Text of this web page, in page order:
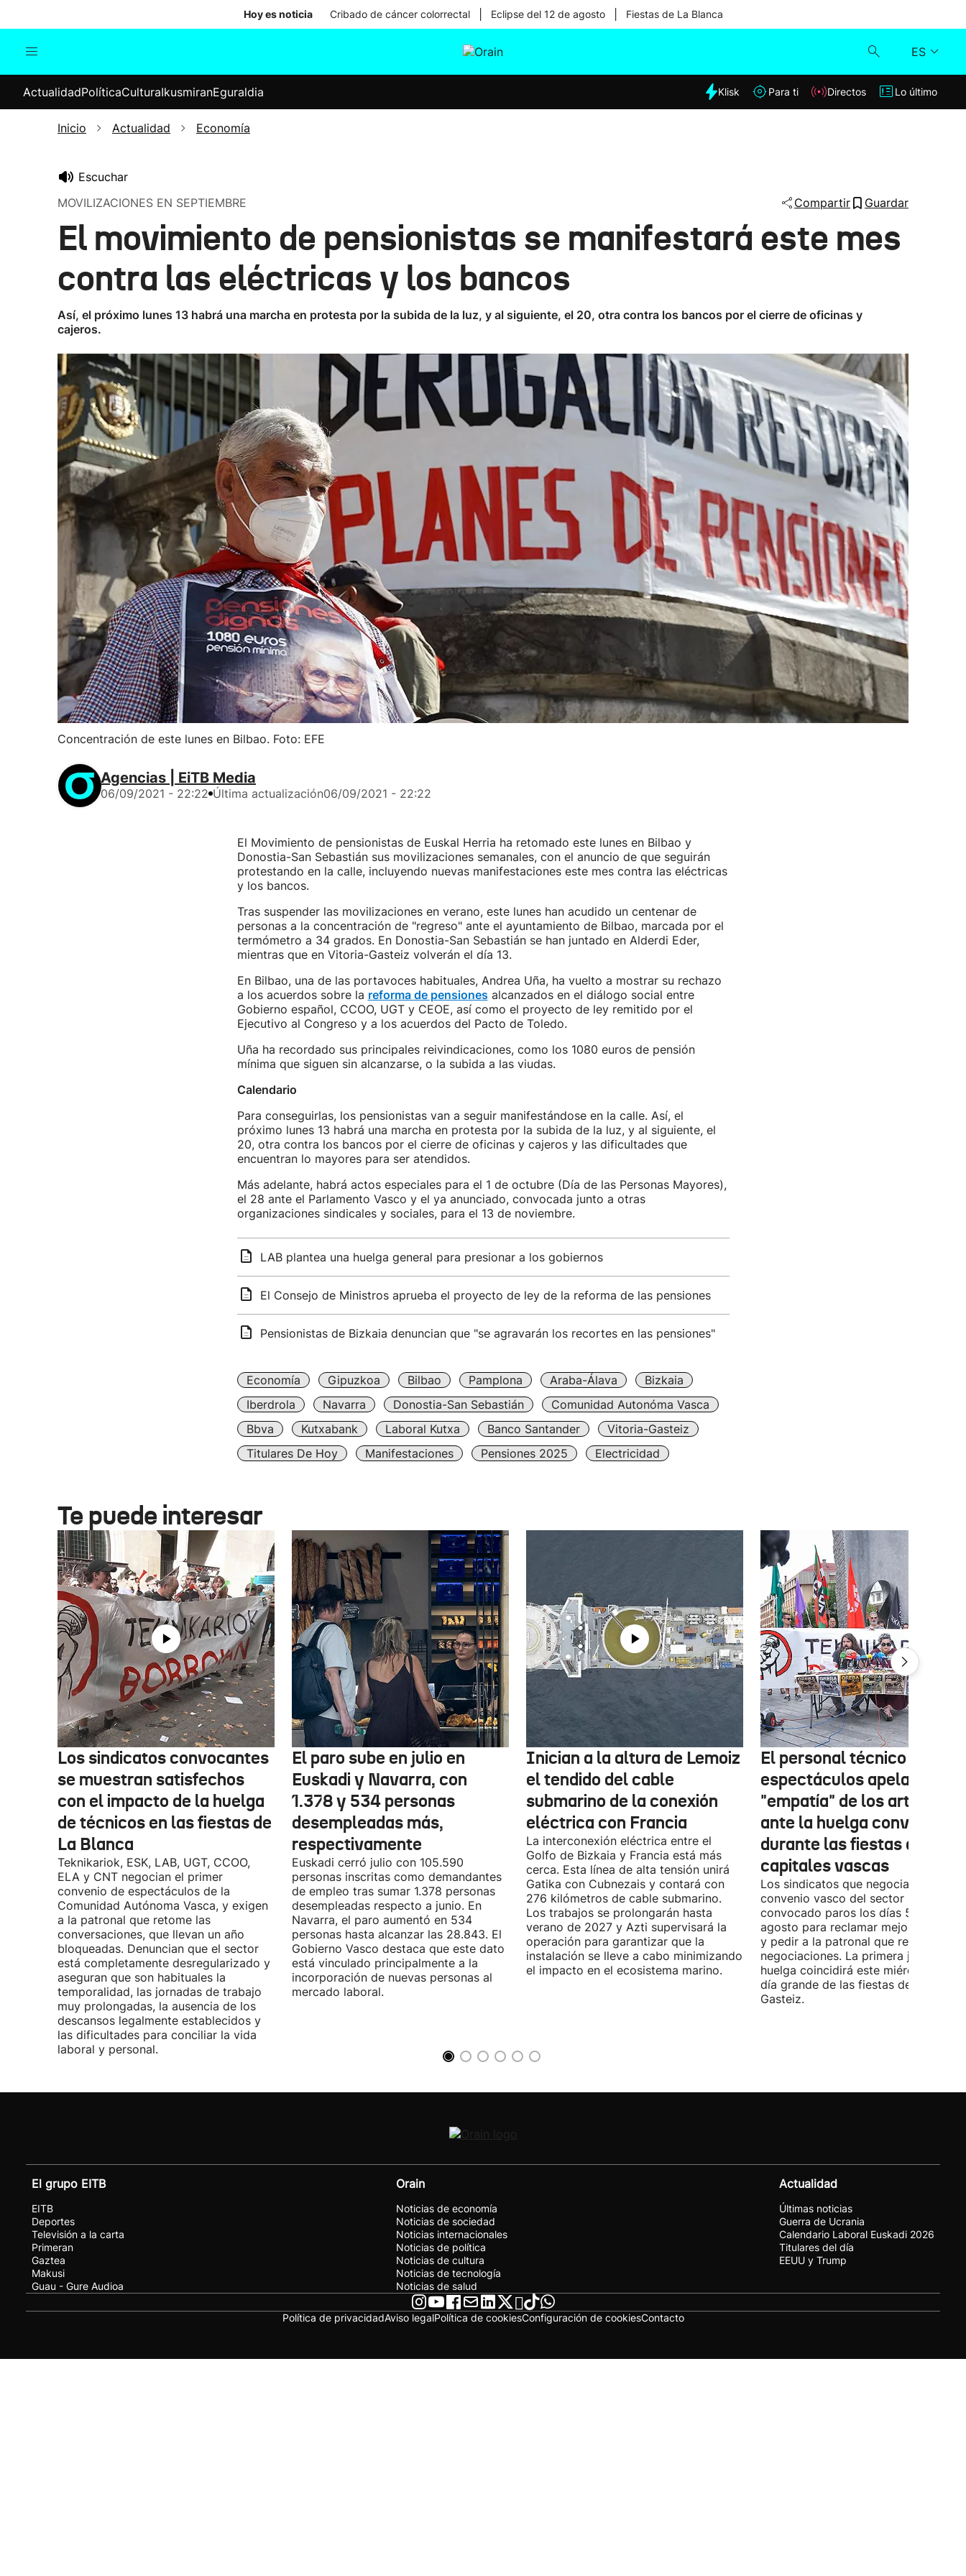
Hoy es noticia Cribado de cáncer colorrectal Eclipse del 12 de agosto Fiestas de La Blanca
ES
Internacional
Elecciones
Klisk
Lo último
ActualidadPolíticaCulturaIkusmiranEguraldia Klisk Para ti Directos Lo último
Inicio Actualidad Economía
Escuchar
MOVILIZACIONES EN SEPTIEMBRE
Compartir Guardar
El movimiento de pensionistas se manifestará este mes
contra las eléctricas y los bancos
Así, el próximo lunes 13 habrá una marcha en protesta por la subida de la luz, y al siguiente, el 20, otra contra los bancos por el cierre de oficinas y
cajeros.
Concentración de este lunes en Bilbao. Foto: EFE
Agencias | EiTB Media
06/09/2021 - 22:22 Última actualización06/09/2021 - 22:22
El Movimiento de pensionistas de Euskal Herria ha retomado este lunes en Bilbao y
Donostia-San Sebastián sus movilizaciones semanales, con el anuncio de que seguirán
protestando en la calle, incluyendo nuevas manifestaciones este mes contra las eléctricas
y los bancos.
Tras suspender las movilizaciones en verano, este lunes han acudido un centenar de
personas a la concentración de "regreso" ante el ayuntamiento de Bilbao, marcada por el
termómetro a 34 grados. En Donostia-San Sebastián se han juntado en Alderdi Eder,
mientras que en Vitoria-Gasteiz volverán el día 13.
En Bilbao, una de las portavoces habituales, Andrea Uña, ha vuelto a mostrar su rechazo
a los acuerdos sobre la reforma de pensionesalcanzados en el diálogo social entre
Gobierno español, CCOO, UGT y CEOE, así como el proyecto de ley remitido por el
Ejecutivo al Congreso y a los acuerdos del Pacto de Toledo.
Uña ha recordado sus principales reivindicaciones, como los 1080 euros de pensión
mínima que siguen sin alcanzarse, o la subida a las viudas.
Calendario
Para conseguirlas, los pensionistas van a seguir manifestándose en la calle. Así, el
próximo lunes 13 habrá una marcha en protesta por la subida de la luz, y al siguiente, el
20, otra contra los bancos por el cierre de oficinas y cajeros y las dificultades que
encuentran lo mayores para ser atendidos.
Más adelante, habrá actos especiales para el 1 de octubre (Día de las Personas Mayores),
el 28 ante el Parlamento Vasco y el ya anunciado, convocada junto a otras
organizaciones sindicales y sociales, para el 13 de noviembre.
LAB plantea una huelga general para presionar a los gobiernos
El Consejo de Ministros aprueba el proyecto de ley de la reforma de las pensiones
Pensionistas de Bizkaia denuncian que "se agravarán los recortes en las pensiones"
Economía Gipuzkoa Bilbao Pamplona Araba-Álava
Bizkaia
Iberdrola
Navarra Donostia-San Sebastián
Comunidad Autonóma Vasca
Bbva
Kutxabank Laboral Kutxa Banco Santander
Vitoria-Gasteiz
Titulares De Hoy
Manifestaciones Pensiones 2025 Electricidad
Te puede interesar
Los sindicatos convocantes
se muestran satisfechos
con el impacto de la huelga
de técnicos en las fiestas de
La Blanca
Teknikariok, ESK, LAB, UGT, CCOO,
ELA y CNT negocian el primer
convenio de espectáculos de la
Comunidad Autónoma Vasca, y exigen
a la patronal que retome las
conversaciones, que llevan un año
bloqueadas. Denuncian que el sector
está completamente desregularizado y
aseguran que son habituales la
temporalidad, las jornadas de trabajo
muy prolongadas, la ausencia de los
descansos legalmente establecidos y
las dificultades para conciliar la vida
laboral y personal.
El paro sube en julio en
Euskadi y Navarra, con
1.378 y 534 personas
desempleadas más,
respectivamente
Euskadi cerró julio con 105.590
personas inscritas como demandantes
de empleo tras sumar 1.378 personas
desempleadas respecto a junio. En
Navarra, el paro aumentó en 534
personas hasta alcanzar las 28.843. El
Gobierno Vasco destaca que este dato
está vinculado principalmente a la
incorporación de nuevas personas al
mercado laboral.
Inician a la altura de Lemoiz
el tendido del cable
submarino de la conexión
eléctrica con Francia
La interconexión eléctrica entre el
Golfo de Bizkaia y Francia está más
cerca. Esta línea de alta tensión unirá
Gatika con Cubnezais y contará con
276 kilómetros de cable submarino.
Los trabajos se prolongarán hasta
verano de 2027 y Azti supervisará la
operación para garantizar que la
instalación se lleve a cabo minimizando
el impacto en el ecosistema marino.
El personal técnico de
espectáculos apela a la
"empatía" de los artistas
ante la huelga convocada
durante las fiestas de las
capitales vascas
Los sindicatos que negocian el
convenio vasco del sector han
convocado paros los días 5, 14 y 26
agosto para reclamar mejoras
y pedir a la patronal que retome las
negociaciones. La primera jornada de
huelga coincidirá este miércoles con
día grande de las fiestas de Vitoria-
Gasteiz.
El grupo EITB
EITB
Deportes
Televisión a la carta
Primeran
Gaztea
Makusi
Guau - Gure Audioa
Orain
Noticias de economía
Noticias de sociedad
Noticias internacionales
Noticias de política
Noticias de cultura
Noticias de tecnología
Noticias de salud
Actualidad
Últimas noticias
Guerra de Ucrania
Calendario Laboral Euskadi 2026
Titulares del día
EEUU y Trump
Política de privacidadAviso legalPolítica de cookiesConfiguración de cookiesContacto